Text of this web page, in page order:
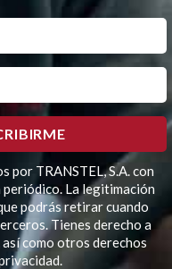
por TRANSTEL, S.A. con
La legitimación
podrás retirar cuando
Tienes derecho a
como otros derechos